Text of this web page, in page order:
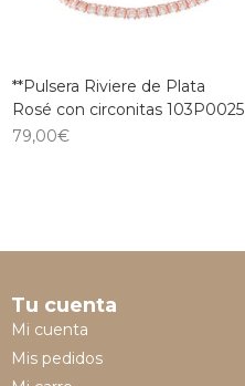
**Pulsera Riviere de Plata
Rosé con circonitas 103P0025
79,00€
Tu cuenta
Mi cuenta
Mis pedidos